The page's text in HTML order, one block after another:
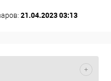
21.04.2023 03:13